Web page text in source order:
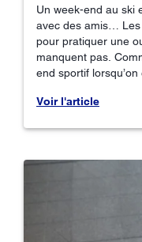
Un week-end au ski
avec des amis… Les
pour pratiquer une
manquent pas.
end sportif
Voir l'article